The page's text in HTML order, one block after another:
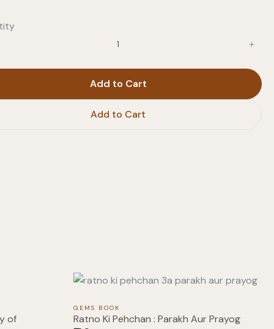
Add to Cart
Add to Cart
of
GEMS BOOK
Ratno Ki Pehchan : Parakh Aur Prayog